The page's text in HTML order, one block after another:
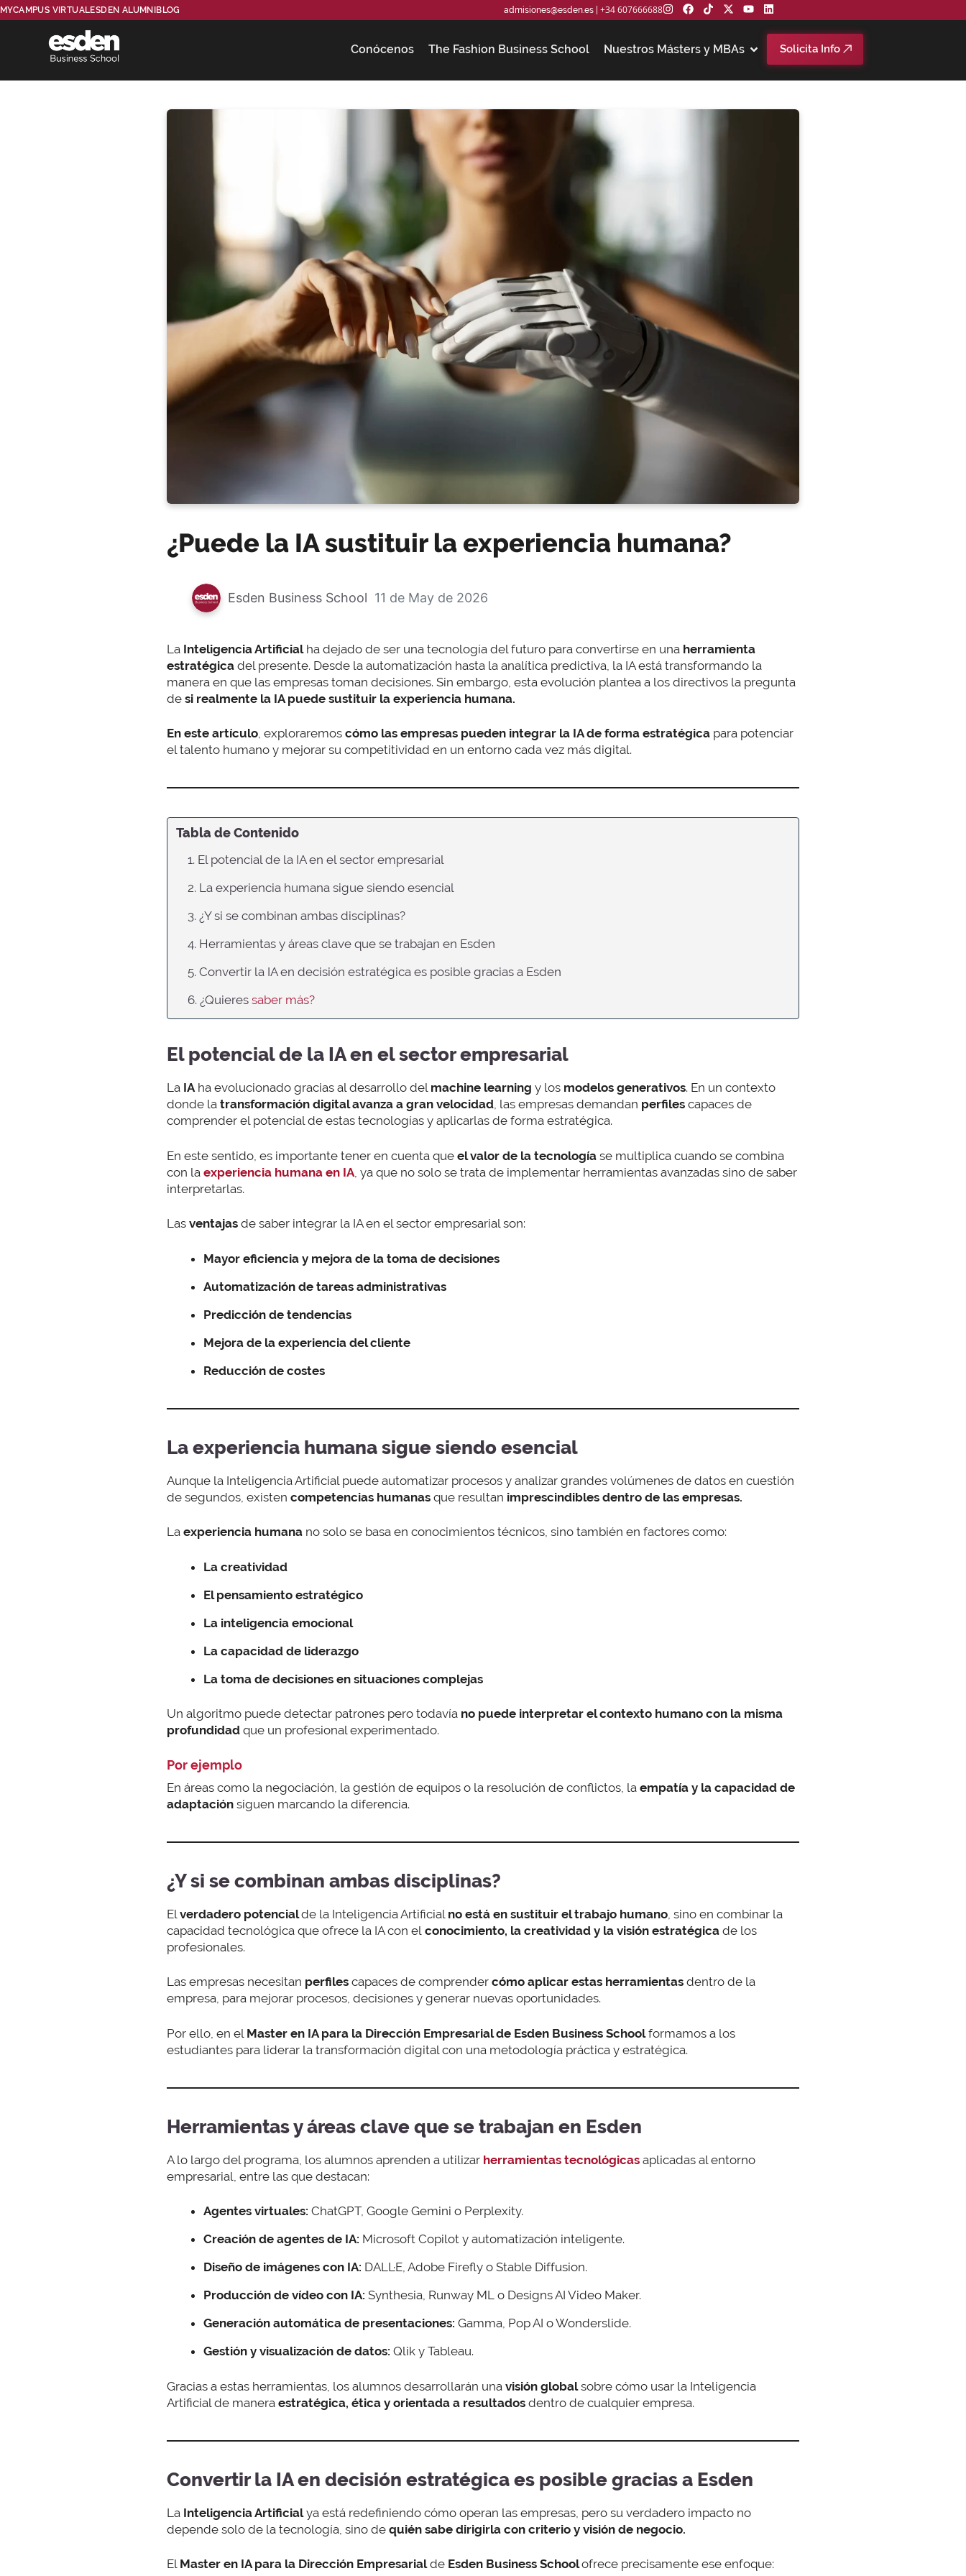
MYCAMPUS VIRTUALESDEN ALUMNI BLOG admisiones@esden.es| +34 607666688
Conócenos The Fashion Business School Nuestros Másters y MBAs Solicita Info
¿Puede la IA sustituir la experiencia humana?
Esden Business School 11 de May de 2026
La Inteligencia Artificialha dejado de ser una tecnología del futuro para convertirse en una herramienta
estratégica del presente. Desde la automatización hasta la analítica predictiva, la IA está transformando la
manera en que las empresas toman decisiones. Sin embargo, esta evolución plantea a los directivos la pregunta
de si realmente la IA puede sustituir la experiencia humana.
En este artículo, exploraremos cómo las empresas pueden integrar la IA de forma estratégica para potenciar
el talento humano y mejorar su competitividad en un entorno cada vez más digital.
Tabla de Contenido
1. El potencial de la IA en el sector empresarial
2. La experiencia humana sigue siendo esencial
3. ¿Y si se combinan ambas disciplinas?
4. Herramientas y áreas clave que se trabajan en Esden
5. Convertir la IA en decisión estratégica es posible gracias a Esden
6. ¿Quieres saber más?
El potencial de la IA en el sector empresarial
La IAha evolucionado gracias al desarrollo del machine learning y los modelos generativos. En un contexto
donde la transformación digital avanza a gran velocidad, las empresas demandan perfiles capaces de
comprender el potencial de estas tecnologías y aplicarlas de forma estratégica.
En este sentido, es importante tener en cuenta que el valor de la tecnología se multiplica cuando se combina
con la experiencia humana en IA , ya que no solo se trata de implementar herramientas avanzadas sino de saber
interpretarlas.
Las ventajas de saber integrar la IA en el sector empresarial son:
Mayor eficiencia y mejora de la toma de decisiones
Automatización de tareas administrativas
Predicción de tendencias
Mejora de la experiencia del cliente
Reducción de costes
La experiencia humana sigue siendo esencial
Aunque la Inteligencia Artificial puede automatizar procesos y analizar grandes volúmenes de datos en cuestión
de segundos, existen competencias humanas que resultan imprescindibles dentro de las empresas.
La experiencia humana no solo se basa en conocimientos técnicos, sino también en factores como:
La creatividad
El pensamiento estratégico
La inteligencia emocional
La capacidad de liderazgo
La toma de decisiones en situaciones complejas
Un algoritmo puede detectar patrones pero todavía no puede interpretar el contexto humano con la misma
profundidad que un profesional experimentado.
Por ejemplo
En áreas como la negociación, la gestión de equipos o la resolución de conflictos, la empatía y la capacidad de
adaptación siguen marcando la diferencia.
¿Y si se combinan ambas disciplinas?
El verdadero potencialde la Inteligencia Artificial no está en sustituir el trabajo humano , sino en combinar la
capacidad tecnológica que ofrece la IA con el conocimiento, la creatividad y la visión estratégica de los
profesionales.
Las empresas necesitan perfiles capaces de comprender cómo aplicar estas herramientas dentro de la
empresa, para mejorar procesos, decisiones y generar nuevas oportunidades.
Por ello, en el Master en IA para la Dirección Empresarial de Esden Business Schoolformamos a los
estudiantes para liderar la transformación digital con una metodología práctica y estratégica.
Herramientas y áreas clave que se trabajan en Esden
A lo largo del programa, los alumnos aprenden a utilizar herramientas tecnológicas aplicadas al entorno
empresarial, entre las que destacan:
Agentes virtuales: ChatGPT, Google Gemini o Perplexity.
Creación de agentes de IA: Microsoft Copilot y automatización inteligente.
Diseño de imágenes con IA: DALL·E, Adobe Firefly o Stable Diffusion.
Producción de vídeo con IA: Synthesia, Runway ML o Designs AI Video Maker.
Generación automática de presentaciones: Gamma, Pop AI o Wonderslide.
Gestión y visualización de datos: Qlik y Tableau.
Gracias a estas herramientas, los alumnos desarrollarán una visión globalsobre cómo usar la Inteligencia
Artificial de manera estratégica, ética y orientada a resultados dentro de cualquier empresa.
Convertir la IA en decisión estratégica es posible gracias a Esden
La Inteligencia Artificialya está redefiniendo cómo operan las empresas, pero su verdadero impacto no
depende solo de la tecnología, sino de quién sabe dirigirla con criterio y visión de negocio.
El Master en IA para la Dirección Empresarialde Esden Business Schoolofrece precisamente ese enfoque: